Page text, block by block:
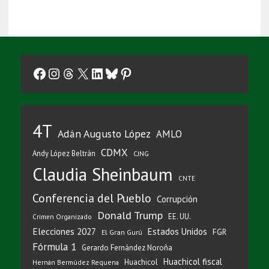
Facebook
Instagram
Threads
X LinkedIn
Bluesky
Pinterest
4T Adán Augusto López AMLO
Andy López Beltrán CDMX CJNG
Claudia Sheinbaum CNTE
Conferencia del Pueblo Corrupción
Crimen Organizado Donald Trump EE. UU.
Elecciones 2027 El Gran Gurú Estados Unidos FGR
Fórmula 1 Gerardo Fernández Noroña
Hernán Bermúdez Requena Huachicol Huachicol fiscal